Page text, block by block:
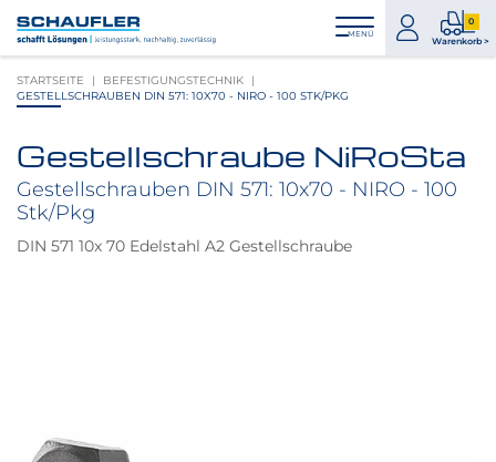
Inhalt
Hauptnavigation
Footernavigation
Logo
Schaufler
verlinkt
zur
MENÜ
zum
Konto
0
Warenkorb >
0
STARTSEITE
BEFESTIGUNGSTECHNIK
GESTELLSCHRAUBEN DIN 571: 10X70 - NIRO - 100 STK/PKG
Produktbilder
Gestellschraube NiRoSta
Gestellschrauben DIN 571: 10x70 - NIRO - 100
Stk/Pkg
DIN 571 10x 70 Edelstahl A2 Gestellschraube